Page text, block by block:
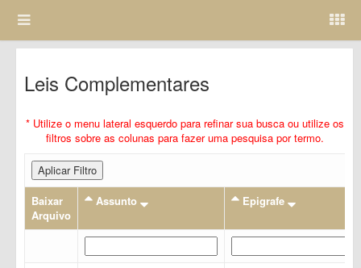
Leis Complementares
* Utilize o menu lateral esquerdo para refinar sua busca ou utilize os
filtros sobre as colunas para fazer uma pesquisa por termo.
Aplicar Filtro
Baixar
Arquivo
Assunto Epigrafe